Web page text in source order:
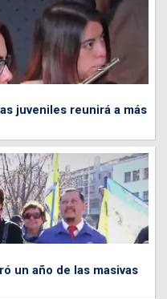
juveniles reunirá a más
un año de las masivas